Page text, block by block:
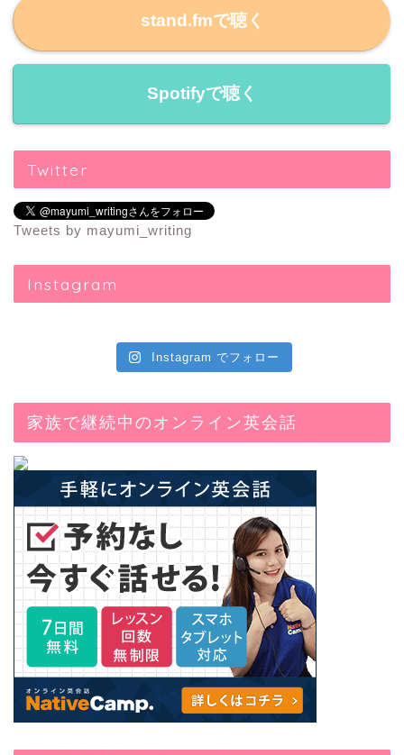
stand.fmで聴く
Spotifyで聴く
Twitter
Tweets by mayumi_writing
Instagram
Instagram でフォロー
家族で継続中のオンライン英会話